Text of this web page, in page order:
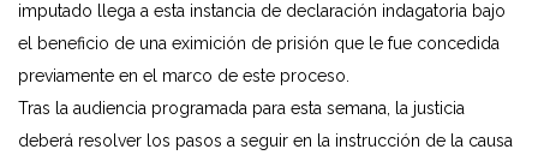
imputado llega a esta instancia de declaración indagatoria bajo
el beneficio de una eximición de prisión que le fue concedida
previamente en el marco de este proceso.
Tras la audiencia programada para esta semana, la justicia
deberá resolver los pasos a seguir en la instrucción de la causa